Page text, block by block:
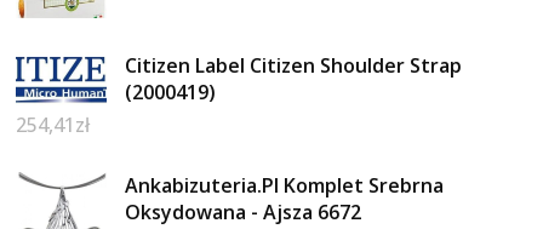
Citizen Label Citizen Shoulder Strap
(2000419)
254,41zł
Ankabizuteria.Pl Komplet Srebrna
Oksydowana - Ajsza 6672